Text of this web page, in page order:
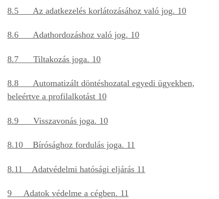
8.5 Az adatkezelés korlátozásához való jog. 10
8.6 Adathordozáshoz való jog. 10
8.7 Tiltakozás joga. 10
8.8 Automatizált döntéshozatal egyedi ügyekben,
beleértve a profilalkotást 10
8.9 Visszavonás joga. 10
8.10 Bírósághoz fordulás joga. 11
8.11 Adatvédelmi hatósági eljárás 11
9 Adatok védelme a cégben. 11